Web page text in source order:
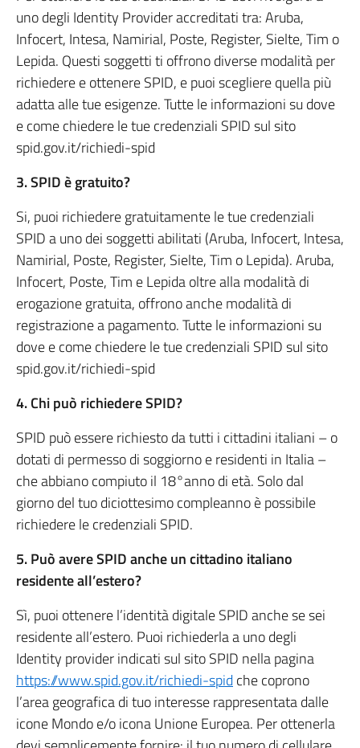
uno degli Identity Provider accreditati tra: Aruba,
Infocert, Intesa, Namirial, Poste, Register, Sielte, Tim o
Lepida. Questi soggetti ti offrono diverse modalità per
richiedere e ottenere SPID, e puoi scegliere quella più
adatta alle tue esigenze. Tutte le informazioni su dove
e come chiedere le tue credenziali SPID sul sito
spid.gov.it/richiedi-spid
3. SPID è gratuito?
Si, puoi richiedere gratuitamente le tue credenziali
SPID a uno dei soggetti abilitati (Aruba, Infocert, Intesa,
Namirial, Poste, Register, Sielte, Tim o Lepida). Aruba,
Infocert, Poste, Tim e Lepida oltre alla modalità di
erogazione gratuita, offrono anche modalità di
registrazione a pagamento. Tutte le informazioni su
dove e come chiedere le tue credenziali SPID sul sito
spid.gov.it/richiedi-spid
4. Chi può richiedere SPID?
SPID può essere richiesto da tutti i cittadini italiani – o
dotati di permesso di soggiorno e residenti in Italia –
che abbiano compiuto il 18°anno di età. Solo dal
giorno del tuo diciottesimo compleanno è possibile
richiedere le credenziali SPID.
5. Può avere SPID anche un cittadino italiano
residente all’estero?
Sì, puoi ottenere l’identità digitale SPID anche se sei
residente all’estero. Puoi richiederla a uno degli
Identity provider indicati sul sito SPID nella pagina
https://www.spid.gov.it/richiedi-spid che coprono
l’area geografica di tuo interesse rappresentata dalle
icone Mondo e/o icona Unione Europea. Per ottenerla